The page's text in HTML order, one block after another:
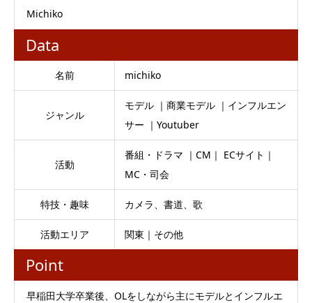
Michiko
Data
名前 michiko
ジャンル
モデル ｜商業モデル ｜インフルエン
サー ｜Youtuber
活動
番組・ドラマ ｜CM｜ ECサイト｜
MC・司会
特技・趣味 カメラ、書道、歌
活動エリア 関東｜その他
Point
早稲田大学卒業後、OLをしながら主にモデルとインフルエ